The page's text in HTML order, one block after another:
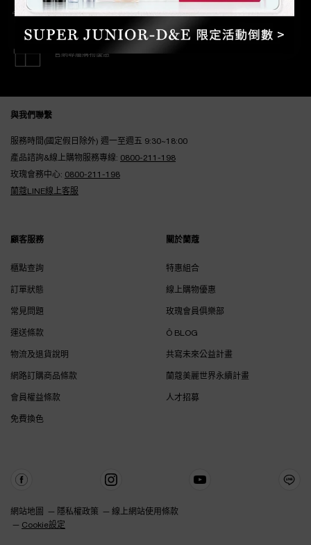
滿額免運優惠
官網專屬購物優惠
與我們聯繫
服務時間(國定假日除外) 週一至週五 9:30~18:00
產品諮詢&線上購物服務專線: 0800-211-198
玫瑰會務中心: 0800-211-198
蘭蔻LINE線上客服
顧客服務
櫃點查詢
訂單狀態
常見問題
運送條款
物流及退貨說明
網路訂購商品條款
會員權益條款
免費換色
關於蘭蔻
特惠組合
線上購物優惠
玫瑰會員俱樂部
Ô BLOG
共寫未來公益計畫
蘭蔻美麗世界永續計畫
人才招募
網站地圖 隱私權政策
線上網站使用條款
Cookie設定